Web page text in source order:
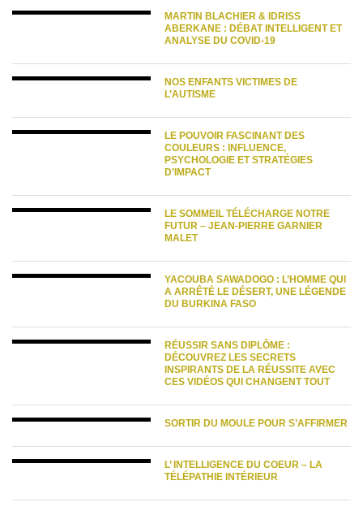
MARTIN BLACHIER & IDRISS
ABERKANE : DÉBAT INTELLIGENT ET
ANALYSE DU COVID-19
NOS ENFANTS VICTIMES DE
L’AUTISME
LE POUVOIR FASCINANT DES
COULEURS : INFLUENCE,
PSYCHOLOGIE ET STRATÉGIES
D’IMPACT
LE SOMMEIL TÉLÉCHARGE NOTRE
FUTUR – JEAN-PIERRE GARNIER
MALET
YACOUBA SAWADOGO : L’HOMME QUI
A ARRÊTÉ LE DÉSERT, UNE LÉGENDE
DU BURKINA FASO
RÉUSSIR SANS DIPLÔME :
DÉCOUVREZ LES SECRETS
INSPIRANTS DE LA RÉUSSITE AVEC
CES VIDÉOS QUI CHANGENT TOUT
SORTIR DU MOULE POUR S’AFFIRMER
L’ INTELLIGENCE DU COEUR – LA
TÉLÉPATHIE INTÉRIEUR